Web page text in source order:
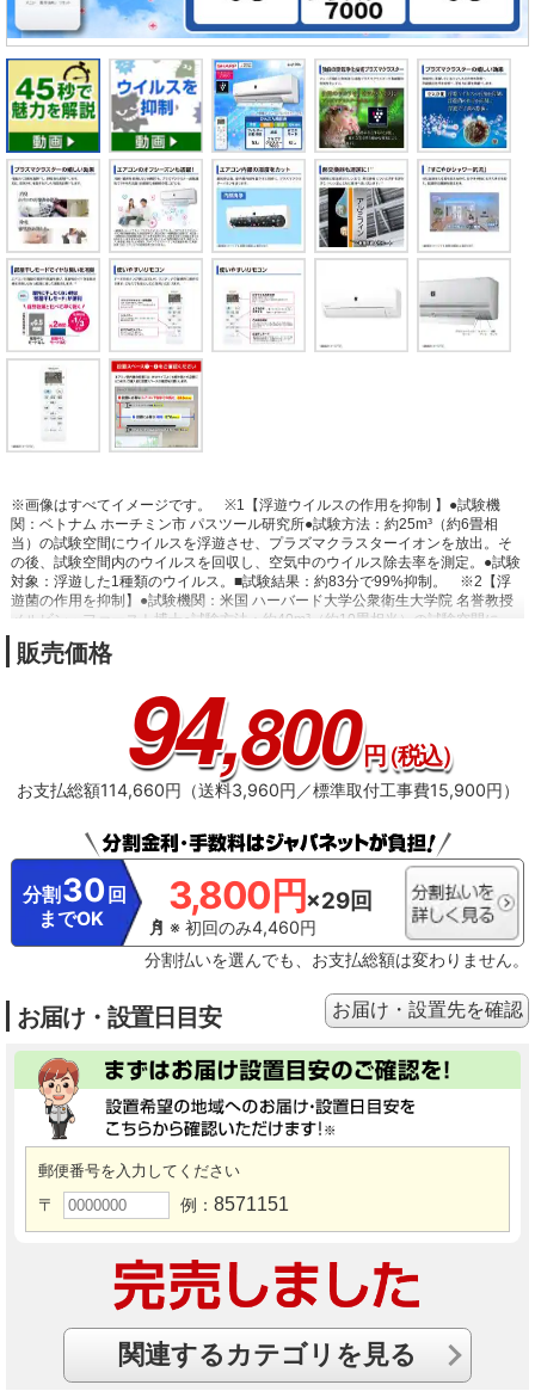
※画像はすべてイメージです。
※1【浮遊ウイルスの作用を抑制 】●試験機
関：ベトナム ホーチミン市 パスツール研究所●試験方法：約25m³（約6畳相
当）の試験空間にウイルスを浮遊させ、プラズマクラスターイオンを放出。そ
の後、試験空間内のウイルスを回収し、空気中のウイルス除去率を測定。●試験
対象：浮遊した1種類のウイルス。■試験結果：約83分で99%抑制。
※2【浮
遊菌の作用を抑制】●試験機関：米国 ハーバード大学公衆衛生大学院 名誉教授
メルビン・ファースト博士●試験方法：約40m³（約10畳相当）の試験空間に、
ある1種の菌を浮遊させ、プラズマクラスターイオンを放出し、その後、試験空
間内の菌を回収し、空気中の菌除去率を算出。■試験結果：約38分で99%抑
験方法：〈プラズマクラスター7000〉約31m³（約8畳相当）の試験空間にてプ
ラズマクラスター送風運転を実施。浮遊カビ菌をエアーサンプラーにて測定。■
試験結果：〈プラズマクラスター7000〉約635分で除去率99%。
バコ臭の消臭】●試験機関：シャープ調べ●試験方法：〈プラズマクラスター
7000〉約40m³（約10畳相当）の試験空間にて、タバコのニオイ成分を染み込
ませた試験片を吊るし、プラズマクラスター送風運転を実施。消臭効果を6段階
気にならないレベルまで消臭。●ニオイの種類・強さ・対象物の素材などによっ
て、ニオイの除去効果は異なります。
※5【静電気の抑制】●試験機関：シャ
ープ調べ●試験方法：約55m³（約14畳相当）の試験空間にて、プラズマクラス
ター送風運転を実施。5kVに帯電させた試験片を0.5kVまで除電するのに要する
時間を測定。■試験結果：〈プラズマクラスター7000〉約360秒で、初期電位
5kVが0.5kVまで減衰。
※6【浮遊アレル物質の抑制】●試験機関：広島大学大
学院 先端物質科学研究科●試験方法：掃除をしない実際の居住空間（約8畳）で
の浮遊ダニのアレル物質の作用をELISA法で測定。その増加率を算出。■試験結
プラズマクラスターエアコンもしくはプラズマクラスターイオン発生機器を用
いた実証効果です。
※1※2※3※4※5※6 約360秒～4週間後の効果です。約6畳
ではありません。使用場所の状況や使い方、個人によって効果は異なります。
※7 テストピースによる耐汚染性試験にて検証。台所等の油汚れが多い場所で
のご使用時は、熱交換器の洗浄が必要になる場合があります。
シャープ調べ。試験方法：AY-P22TDにて、吹き出し口から約60cmの位置に、
部屋干し衣類の生乾きのニオイ成分を付着させた試験片を吊るし、部屋干し運
にならないレベルまで消臭。ニオイの種類・強さ・対象物の素材などによっ
て、ニオイの除去効果は異なります。
※9 試験機関：シャープ調べ。試験機
種:AY-P22TD。 試験条件：外気温27℃/外湿度80％。部屋の広さ6畳相当。 試験
結果：4kg相当の洗濯物の乾燥時間(部屋干しモードなし)6.5時間。(部屋干しモ
販売価格
94,800円（税込）
お支払総額114,660円（送料3,960円／標準取付工事費15,900円）
分割 30 回
までOK
3,800円×29回
※ 初回のみ4,460円
分割払いを選んでも、お支払総額は変わりません。
お届け・設置日目安
郵便番号を入力してください
〒 例： 8571151
お届け・設置先を確認
関連するカテゴリを見る